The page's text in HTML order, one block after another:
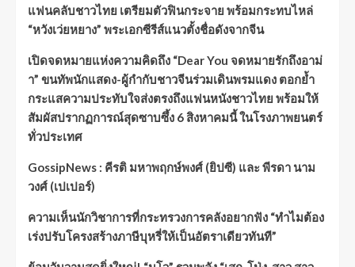
แฟนคลับชาวไทย เตรียมตัวฟินกระจาย พร้อมกระทบไหล่
“หวังเว่ยหยาง” พระเอกซีรีส์แนวตั้งชื่อดังจากจีน
เปิดจดหมายแห่งความคิดถึง “Dear You จดหมายรักถึงอาม่
า” ขนทัพนักแสดง-ผู้กำกับชาวจีนร่วมเดินพรมแดง ตอกย้ำ
กระแสความประทับใจส่งตรงถึงแฟนหนังชาวไทย พร้อมให้
สัมผัสปรากฏการณ์สุดซาบซึ้ง 6 สิงหาคมนี้ ในโรงภาพยนตร์
ทั่วประเทศ
GossipNews : คีรติ มหาพฤกษ์พงศ์ (ยิปซี) และ พีรดา นาม
วงศ์ (เปเปอร์)
ความเห็นนักวิชาการที่กระทรวงการคลังอยากฟัง “ทำไมต้อง
เร่งปรับโครงสร้างภาษีบุหรี่ให้เป็นอัตราเดียวทันที”